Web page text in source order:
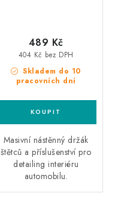
Skladem do 10
pracovních dní
404 Kč bez DPH
489 Kč
Masivní nástěnný držák
štětců a příslušenství pro
detailing interiéru
automobilu.